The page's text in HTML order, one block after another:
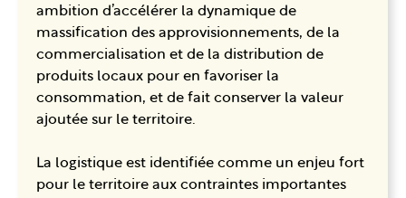
ambition d’accélérer la dynamique de
massification des approvisionnements, de la
commercialisation et de la distribution de
produits locaux pour en favoriser la
consommation, et de fait conserver la valeur
ajoutée sur le territoire.
La logistique est identifiée comme un enjeu fort
pour le territoire aux contraintes importantes